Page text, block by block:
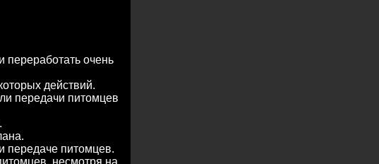
переработать очень
действий.
передачи питомцев
передаче питомцев.
несмотря на